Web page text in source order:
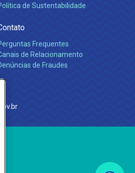
de Sustentabilidade
Frequentes
de Relacionamento
de Fraudes